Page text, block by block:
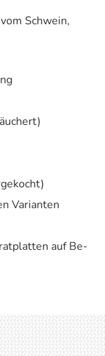
Schwein,
Va­ri­an­ten
auf Be­